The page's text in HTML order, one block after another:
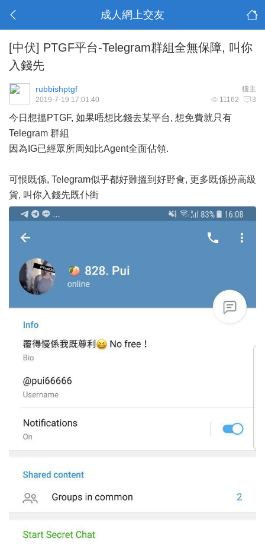
成人網上交友
[中伏] PTGF平台-Telegram群組全無保障, 叫你
入錢先
樓主
rubbishptgf
11162 3
2019-7-19 17:01:40
今日想搵PTGF, 如果唔想比錢去某平台, 想免費就只有
Telegram 群組
因為IG已經眾所周知比Agent全面佔領.
可恨既係, Telegram似乎都好難搵到好野食, 更多既係扮高級
貨, 叫你入錢先既仆街